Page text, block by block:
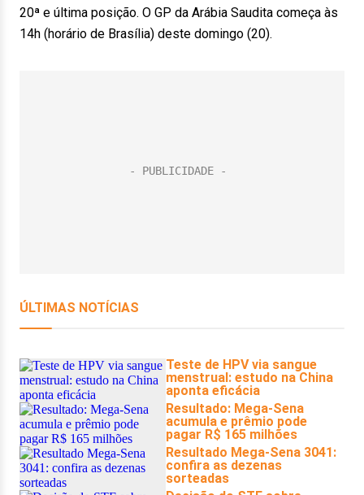
20ª e última posição. O GP da Arábia Saudita começa às
14h (horário de Brasília) deste domingo (20).